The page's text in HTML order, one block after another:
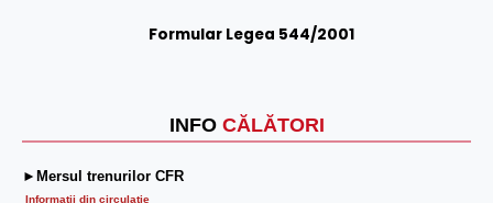
INFO CĂLĂTORI
►Mersul trenurilor CFR
Informatii din circulaţie
Formular Legea 544/2001